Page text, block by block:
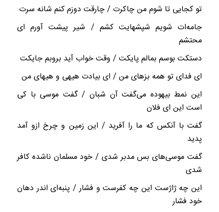
تو کجایی تا شوم من چاکرت / چارقت دوزم کنم شانه سرت
جامه‌ات شویم شپشهایت کشم / شیر پیشت آورم ‌ای
محتشم
دستکت بوسم بمالم پایکت / وقت خواب آید بروبم جایکت
ای فدای تو همه بزهای من / ‌ای بیادت هیهی و هیهای من
این نمط بیهوده می‌گفت آن شبان / گفت موسی با کی
است این ‌ای فلان
گفت با آنکس که ما را آفرید / این زمین و چرخ ازو آمد
پدید
گفت موسی‌های بس مدبر شدی / خود مسلمان ناشده کافر
شدی
این چه ژاژست این چه کفرست و فشار / پنبه‌ای اندر دهان
خود فشار